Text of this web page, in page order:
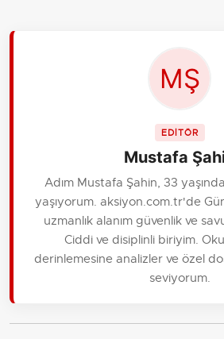
EDİTÖR
Mustafa
Adım Mustafa Şahin, 33
yaşıyorum. aksiyon.com.tr'de
uzmanlık alanım güvenlik ve
Ciddi ve disiplinli biriyim.
derinlemesine analizler ve özel
seviyorum.